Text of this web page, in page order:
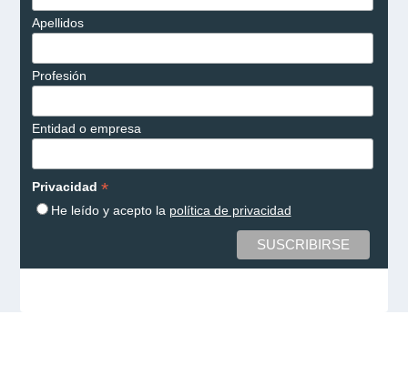
Apellidos
Profesión
Entidad o empresa
Privacidad *
He leído y acepto la política de privacidad